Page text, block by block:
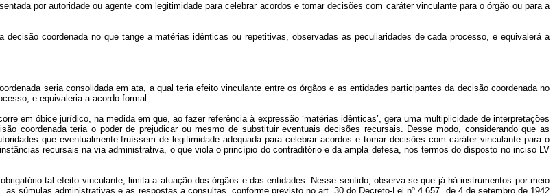
por autoridade ou agente com legitimidade para celebrar acordos e tomar decisões com caráter vinculante para o órgão ou para a
coordenada no que tange a matérias idênticas ou repetitivas, observadas as peculiaridades de cada processo, e equivalerá a
seria consolidada em ata, a qual teria efeito vinculante entre os órgãos e as entidades participantes da decisão coordenada no
e equivaleria a acordo formal.
em óbice jurídico, na medida em que, ao fazer referência à expressão ‘matérias idênticas’, gera uma multiplicidade de interpretações
coordenada teria o poder de prejudicar ou mesmo de substituir eventuais decisões recursais. Desse modo, considerando que as
que eventualmente fruíssem de legitimidade adequada para celebrar acordos e tomar decisões com caráter vinculante para o
recursais na via administrativa, o que viola o princípio do contraditório e da ampla defesa, nos termos do disposto no inciso LV
tal efeito vinculante, limita a atuação dos órgãos e das entidades. Nesse sentido, observa-se que já há instrumentos por meio
súmulas administrativas e as respostas a consultas, conforme previsto no art. 30 do Decreto-Lei nº 4.657, de 4 de setembro de 1942